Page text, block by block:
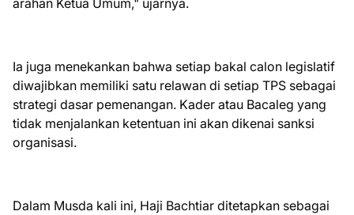
arahan Ketua Umum," ujarnya.
Ia juga menekankan bahwa setiap bakal calon legislatif
diwajibkan memiliki satu relawan di setiap TPS sebagai
strategi dasar pemenangan. Kader atau Bacaleg yang
tidak menjalankan ketentuan ini akan dikenai sanksi
organisasi.
Dalam Musda kali ini, Haji Bachtiar ditetapkan sebagai